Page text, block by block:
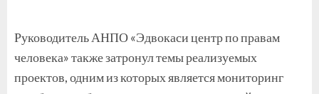
Руководитель АНПО «Эдвокаси центр по правам
человека» также затронул темы реализуемых
проектов, одним из которых является мониторинг